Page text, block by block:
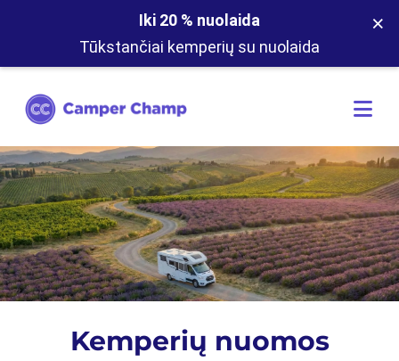
Iki 20 % nuolaida
Tūkstančiai kemperių su nuolaida
×
Kemperių nuomos